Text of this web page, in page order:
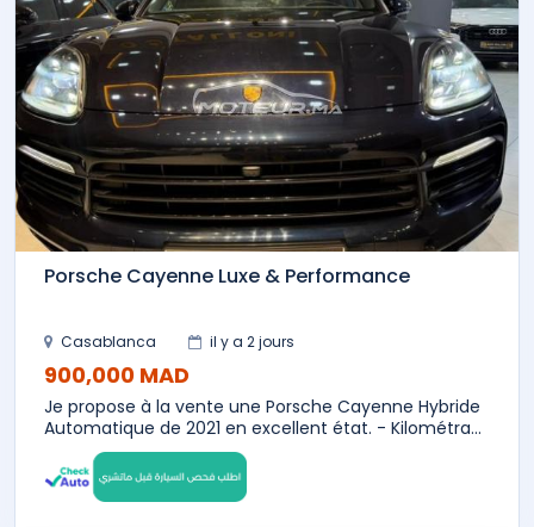
Porsche Cayenne Luxe & Performance
Casablanca il y a 2 jours
900,000 MAD
Je propose à la vente une Porsche Cayenne Hybride
Automatique de 2021 en excellent état. - Kilométra...